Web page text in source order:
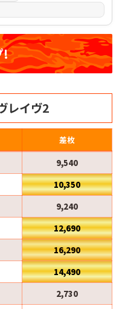
!
レイヴ2
差枚
9,540
10,350
9,240
12,690
16,290
14,490
2,730